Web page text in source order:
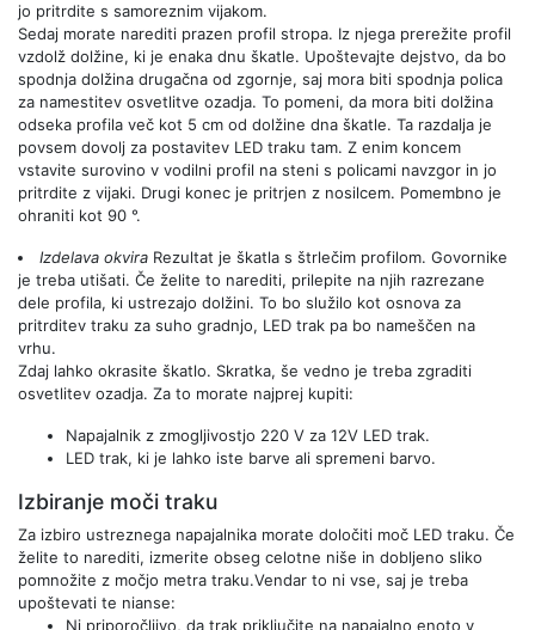
jo pritrdite s samoreznim vijakom.
Sedaj morate narediti prazen profil stropa. Iz njega prerežite profil
vzdolž dolžine, ki je enaka dnu škatle. Upoštevajte dejstvo, da bo
spodnja dolžina drugačna od zgornje, saj mora biti spodnja polica
za namestitev osvetlitve ozadja. To pomeni, da mora biti dolžina
odseka profila več kot 5 cm od dolžine dna škatle. Ta razdalja je
povsem dovolj za postavitev LED traku tam. Z enim koncem
vstavite surovino v vodilni profil na steni s policami navzgor in jo
pritrdite z vijaki. Drugi konec je pritrjen z nosilcem. Pomembno je
ohraniti kot 90 °.
Izdelava okvira Rezultat je škatla s štrlečim profilom. Govornike
je treba utišati. Če želite to narediti, prilepite na njih razrezane
dele profila, ki ustrezajo dolžini. To bo služilo kot osnova za
pritrditev traku za suho gradnjo, LED trak pa bo nameščen na
vrhu.
Zdaj lahko okrasite škatlo. Skratka, še vedno je treba zgraditi
osvetlitev ozadja. Za to morate najprej kupiti:
Napajalnik z zmogljivostjo 220 V za 12V LED trak.
LED trak, ki je lahko iste barve ali spremeni barvo.
Izbiranje moči traku
Za izbiro ustreznega napajalnika morate določiti moč LED traku. Če
želite to narediti, izmerite obseg celotne niše in dobljeno sliko
pomnožite z močjo metra traku.Vendar to ni vse, saj je treba
upoštevati te nianse:
Ni priporočljivo, da trak priključite na napajalno enoto v